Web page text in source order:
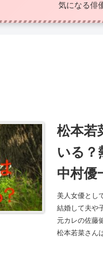
気になる俳
松本若
いる？
中村優
美人女優とし
結婚して夫や
元カレの佐藤
松本若菜さん